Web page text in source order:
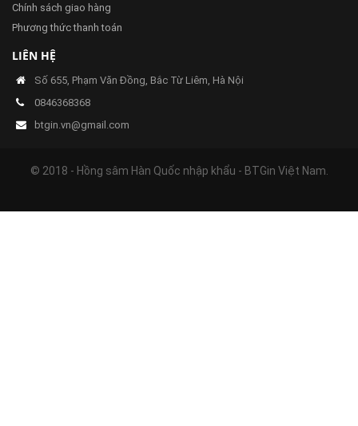
Chính sách giao hàng
Phương thức thanh toán
LIÊN HỆ
Số 655, Phạm Văn Đồng, Bắc Từ Liêm, Hà Nội
0846368368
btgin.vn@gmail.com
© 2018 - Hồng sâm Hàn Quốc nhập khẩu - BTGin Việt Nam.